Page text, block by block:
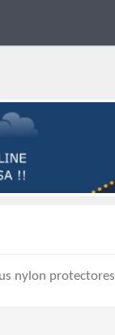
nylon protectores